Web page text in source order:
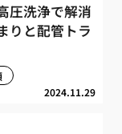
圧洗浄で解消
りと配管トラ
2024.11.29